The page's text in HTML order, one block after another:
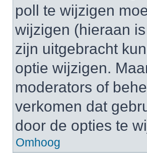
poll te wijzigen
wijzigen (hieraan
zijn uitgebracht
optie wijzigen.
moderators of
verkomen dat
door de opties te
Omhoog